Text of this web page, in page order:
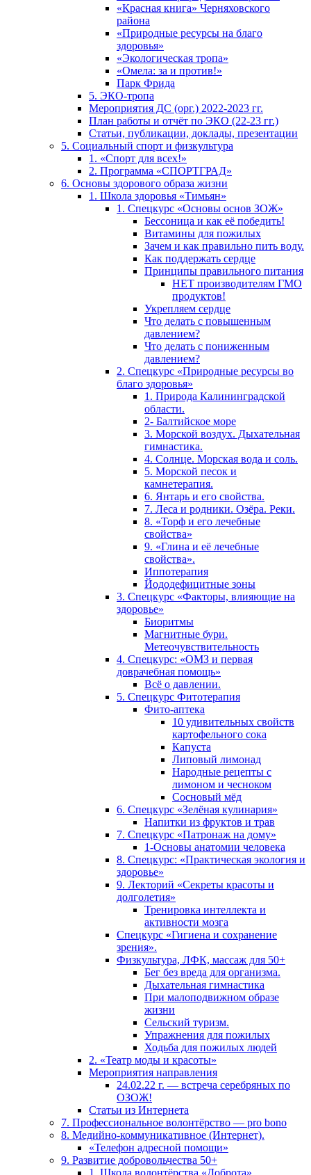
«Красная книга» Черняховского
района
«Природные ресурсы на благо
здоровья»
«Экологическая тропа»
«Омела: за и против!»
Парк Фрида
5. ЭКО-тропа
Мероприятия ДС (орг.) 2022-2023 гг.
План работы и отчёт по ЭКО (22-23 гг.)
Статьи, публикации, доклады, презентации
5. Социальный спорт и физкультура
1. «Спорт для всех!»
2. Программа «СПОРТГРАД»
6. Основы здорового образа жизни
1. Школа здоровья «Тимьян»
1. Спецкурс «Основы основ ЗОЖ»
Бессоница и как её победить!
Витамины для пожилых
Зачем и как правильно пить воду.
Как поддержать сердце
Принципы правильного питания
НЕТ производителям ГМО
продуктов!
Укрепляем сердце
Что делать с повышенным
давлением?
Что делать с пониженным
давлением?
2. Спецкурс «Природные ресурсы во
благо здоровья»
1. Природа Калининградской
области.
2- Балтийское море
3. Морской воздух. Дыхательная
гимнастика.
4. Солнце. Морская вода и соль.
5. Морской песок и
камнетерапия.
6. Янтарь и его свойства.
7. Леса и родники. Озёра. Реки.
8. «Торф и его лечебные
свойства»
9. «Глина и её лечебные
свойства».
Иппотерапия
Йододефицитные зоны
3. Спецкурс «Факторы, влияющие на
здоровье»
Биоритмы
Магнитные бури.
Метеочувствительность
4. Спецкурс: «ОМЗ и первая
доврачебная помощь»
Всё о давлении.
5. Спецкурс Фитотерапия
Фито-аптека
10 удивительных свойств
картофельного сока
Капуста
Липовый лимонад
Народные рецепты с
лимоном и чесноком
Сосновый мёд
6. Спецкурс «Зелёная кулинария»
Напитки из фруктов и трав
7. Спецкурс «Патронаж на дому»
1-Основы анатомии человека
8. Спецкурс: «Практическая экология и
здоровье»
9. Лекторий «Секреты красоты и
долголетия»
Тренировка интеллекта и
активности мозга
Спецкурс «Гигиена и сохранение
зрения».
Физкультура, ЛФК, массаж для 50+
Бег без вреда для организма.
Дыхательная гимнастика
При малоподвижном образе
жизни
Сельский туризм.
Упражнения для пожилых
Ходьба для пожилых людей
2. «Театр моды и красоты»
Мероприятия направления
24.02.22 г. — встреча серебряных по
ОЗОЖ!
Статьи из Интернета
7. Профессиональное волонтёрство — pro bono
8. Медийно-коммуникативное (Интернет).
«Телефон адресной помощи»
9. Развитие добровольчества 50+
1. Школа волонтёрства «Доброта»